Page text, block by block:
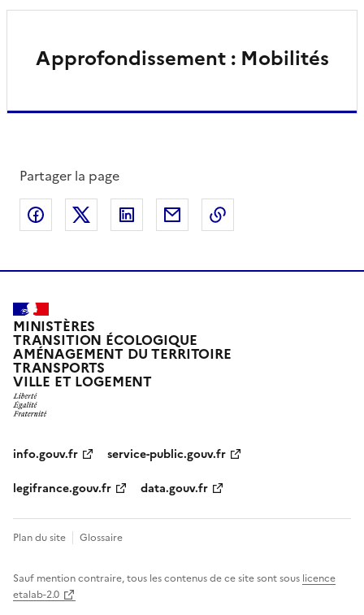
Approfondissement : Mobilités
Partager la page
Partager sur Facebook
Partager sur XPartager sur LinkedIn
Partager par email
MINISTÈRES
TRANSITION ÉCOLOGIQUE
AMÉNAGEMENT DU TERRITOIRE
TRANSPORTS
VILLE ET LOGEMENT
info.gouv.fr
service-public.gouv.fr
legifrance.gouv.fr
data.gouv.fr
Plan du site Glossaire
Sauf mention contraire, tous les contenus de ce site sont sous licence
etalab-2.0